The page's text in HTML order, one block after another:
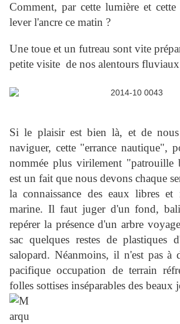
Comment, par cette lumière et cette
lever l'ancre ce matin ?
Une toue et un futreau sont vite
petite visite de nos alentours
Si le plaisir est bien là, et de
naviguer, cette "errance nautique",
nommée plus virilement "patrouille
est un fait que nous devons chaque
la connaissance des eaux libres et
marine. Il faut juger d'un fond,
repérer la présence d'un arbre
sac quelques restes de plastiques
salopard. Néanmoins, il n'est pas à
pacifique occupation de terrain
folles sottises inséparables des beaux